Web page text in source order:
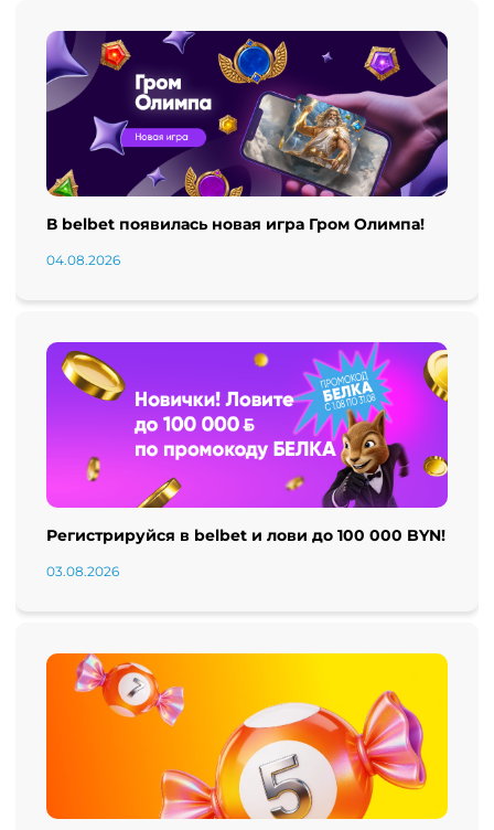
В belbet появилась новая игра Гром Олимпа!
04.08.2026
Регистрируйся в belbet и лови до 100 000 BYN!
03.08.2026